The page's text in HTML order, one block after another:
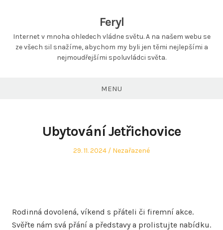
Feryl
Internet v mnoha ohledech vládne světu. A na našem webu se
ze všech sil snažíme, abychom my byli jen těmi nejlepšími a
nejmoudřejšími spoluvládci světa.
MENU
Ubytování Jetřichovice
Posted
29. 11. 2024
Posted
Nezařazené
Rodinná dovolená, víkend s přáteli či firemní akce.
Svěřte nám svá přání a představy a prolistujte nabídku.